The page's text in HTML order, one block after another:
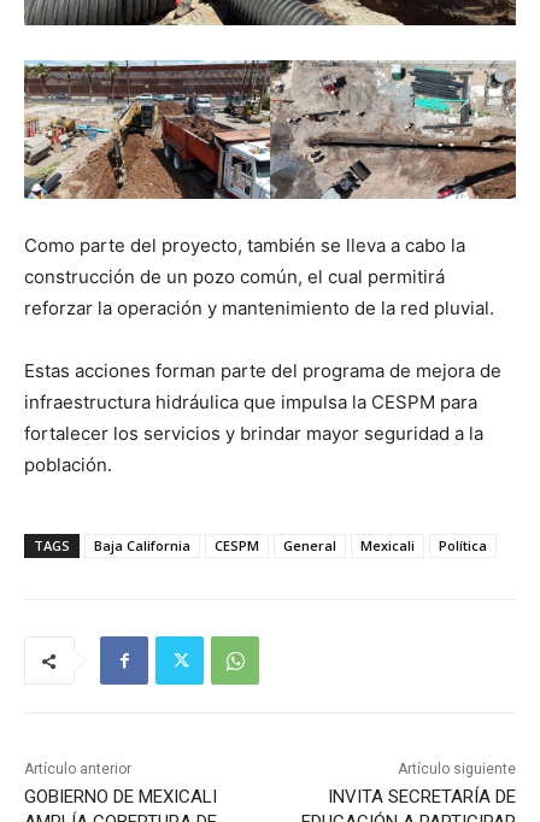
Como parte del proyecto, también se lleva a cabo la
construcción de un pozo común, el cual permitirá
reforzar la operación y mantenimiento de la red pluvial.
Estas acciones forman parte del programa de mejora de
infraestructura hidráulica que impulsa la CESPM para
fortalecer los servicios y brindar mayor seguridad a la
población.
TAGS Baja California CESPM General Mexicali Política
Artículo anterior
GOBIERNO DE MEXICALI
Artículo siguiente
INVITA SECRETARÍA DE